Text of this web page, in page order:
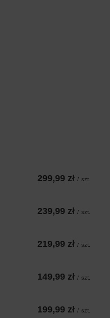
299,99 zł / szt.
239,99 zł / szt.
219,99 zł / szt.
149,99 zł / szt.
199,99 zł / szt.